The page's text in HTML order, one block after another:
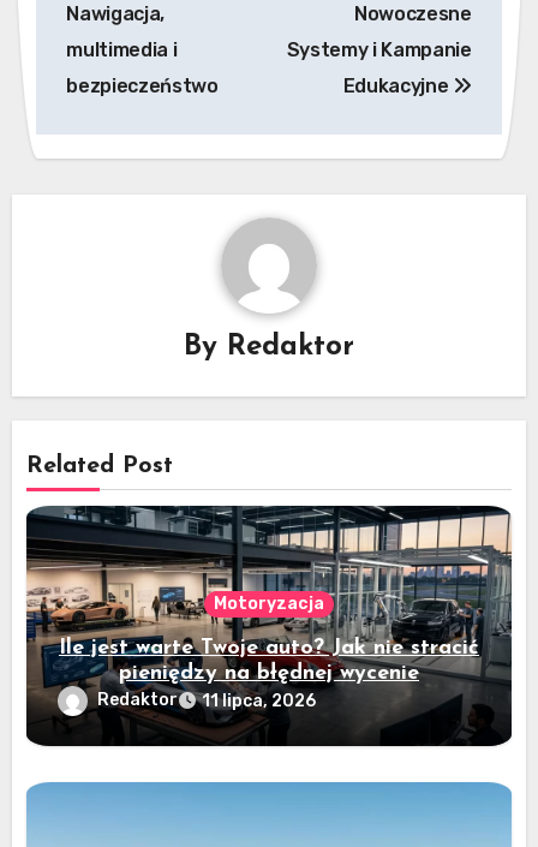
Nawigacja,
multimedia i
bezpieczeństwo
Nowoczesne
Systemy i Kampanie
Edukacyjne
By Redaktor
Related Post
Motoryzacja
Ile jest warte Twoje auto? Jak nie stracić
pieniędzy na błędnej wycenie
Redaktor 11 lipca, 2026